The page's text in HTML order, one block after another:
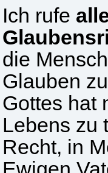
Ich rufe
die
Glauben
Gottes hat
Lebens zu
Recht, in